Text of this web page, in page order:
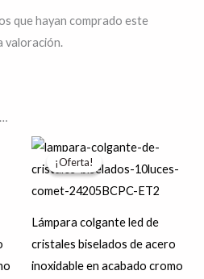
que hayan comprado este
valoración.
¡Oferta!
¡Oferta!
Lámpara colgante led de
cristales biselados de acero
inoxidable en acabado cromo
precio
original
$17,052.00.
El
precio
actual
$13,641.60.